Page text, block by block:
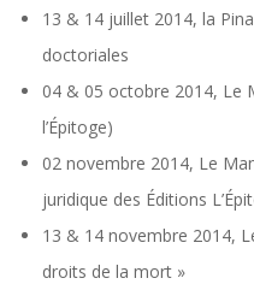
13 & 14 juillet 2014, la
doctoriales
04 & 05 octobre 2014, Le
l’Épitoge)
02 novembre 2014, Le
juridique des Éditions
13 & 14 novembre 2014,
droits de la mort »